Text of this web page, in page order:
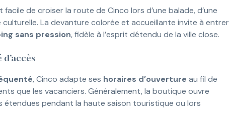
de croiser la route de Cinco lors d’une balade, d’une
La devanture colorée et accueillante invite à entrer
sans pression, fidèle à l’esprit détendu de la ville close.
, Cinco adapte ses horaires d’ouverture au fil de
que les vacanciers. Généralement, la boutique ouvre
étendues pendant la haute saison touristique ou lors